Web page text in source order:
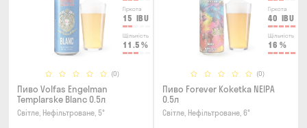
Гіркота
15 IBU
Щільність
11.5 %
(0)
Пиво Volfas Engelman
Templarske Blanc 0.5л
Світле, Нефільтроване, 5°
Гіркота
40 IBU
Щільність
16 %
(0)
Пиво Forever Kokеtkа NEIPA
0.5л
Світле, Нефільтроване, 6°